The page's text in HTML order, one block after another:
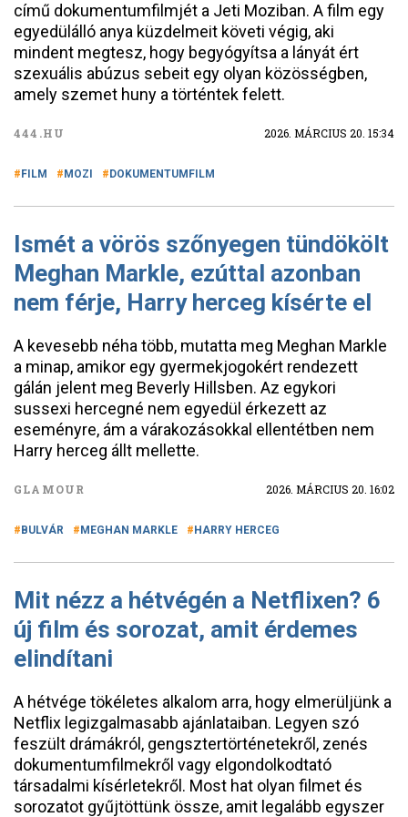
című dokumentumfilmjét a Jeti Moziban. A film egy
egyedülálló anya küzdelmeit követi végig, aki
mindent megtesz, hogy begyógyítsa a lányát ért
szexuális abúzus sebeit egy olyan közösségben,
amely szemet huny a történtek felett.
444.HU 2026. MÁRCIUS 20. 15:34
FILM MOZI DOKUMENTUMFILM
Ismét a vörös szőnyegen tündökölt
Meghan Markle, ezúttal azonban
nem férje, Harry herceg kísérte el
A kevesebb néha több, mutatta meg Meghan Markle
a minap, amikor egy gyermekjogokért rendezett
gálán jelent meg Beverly Hillsben. Az egykori
sussexi hercegné nem egyedül érkezett az
eseményre, ám a várakozásokkal ellentétben nem
Harry herceg állt mellette.
GLAMOUR 2026. MÁRCIUS 20. 16:02
BULVÁR MEGHAN MARKLE HARRY HERCEG
Mit nézz a hétvégén a Netflixen? 6
új film és sorozat, amit érdemes
elindítani
A hétvége tökéletes alkalom arra, hogy elmerüljünk a
Netflix legizgalmasabb ajánlataiban. Legyen szó
feszült drámákról, gengsztertörténetekről, zenés
dokumentumfilmekről vagy elgondolkodtató
társadalmi kísérletekről. Most hat olyan filmet és
sorozatot gyűjtöttünk össze, amit legalább egyszer